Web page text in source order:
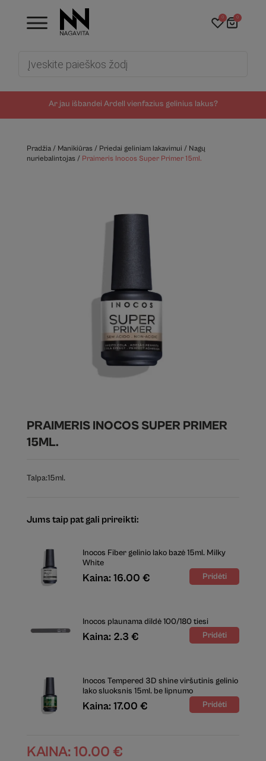
Ar jau išbandei Ardell vienfazius gelinius lakus?
0 0
Pradžia/ Manikiūras/ Priedai geliniam lakavimui / Nagų
nuriebalintojas/ Praimeris Inocos Super Primer 15ml.
PRAIMERIS INOCOS SUPER PRIMER
15ML.
Talpa:15ml.
Jums taip pat gali prireikti:
Inocos Fiber gelinio lako bazė 15ml. Milky
White
Kaina: 16.00 €
Inocos plaunama dildė 100/180 tiesi
Kaina: 2.3 €
Inocos Tempered 3D shine viršutinis gelinio
lako sluoksnis 15ml. be lipnumo
Kaina: 17.00 €
KAINA: 10.00 €